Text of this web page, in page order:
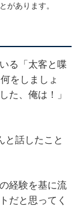
があります。
る「太客と喋
をしましょ
た、俺は！」
と話したこと
経験を基に流
だと思ってく